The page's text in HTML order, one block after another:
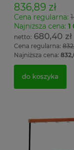
836,89 zł
Cena regularna:
Najniższa cena: 1
680,40 zł
Cena regularna:
Najniższa cena:
do koszyka